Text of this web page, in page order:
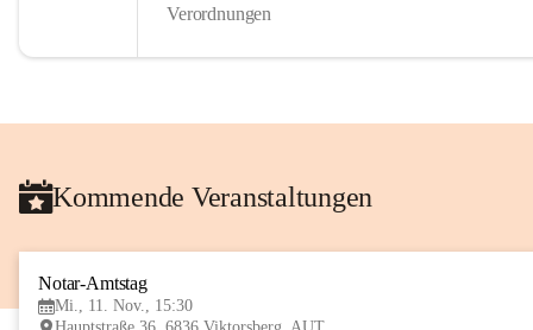
Verordnungen
Kommende Veranstaltungen
Notar-Amtstag
Mi., 11. Nov., 15:30